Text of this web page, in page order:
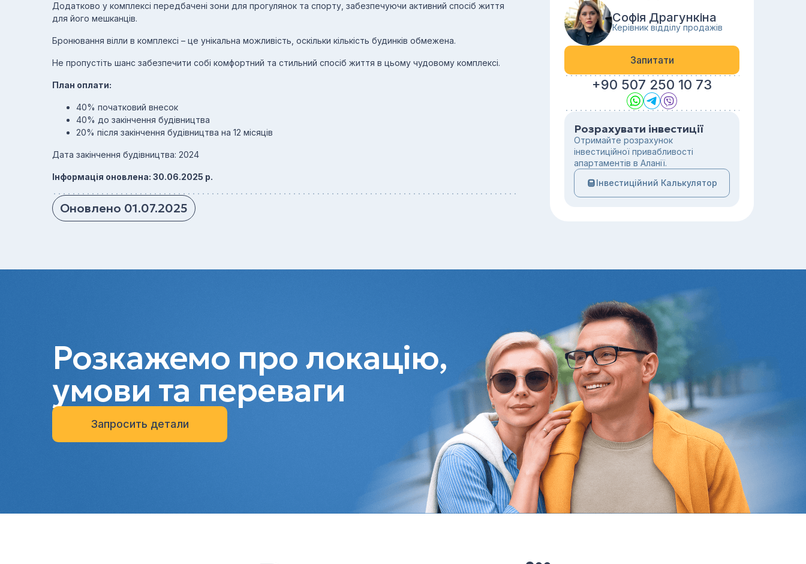
Додатково у комплексі передбачені зони для прогулянок та спорту, забезпечуючи активний спосіб життя
для його мешканців.
Бронювання вілли в комплексі – це унікальна можливість, оскільки кількість будинків обмежена.
Не пропустіть шанс забезпечити собі комфортний та стильний спосіб життя в цьому чудовому комплексі.
План оплати:
40% початковий внесок
40% до закінчення будівництва
20% після закінчення будівництва на 12 місяців
Дата закінчення будівництва: 2024
Інформація оновлена: 30.06.2025 р.
Оновлено 01.07.2025
Софія Драгункіна
Керівник відділу продажів
Запитати
+90 507 250 10 73
Розрахувати інвестиції
Отримайте розрахунок
інвестиційної привабливості
апартаментів в Аланії.
Інвестиційний Калькулятор
Розкажемо про локацію,
умови та переваги
Запросить детали